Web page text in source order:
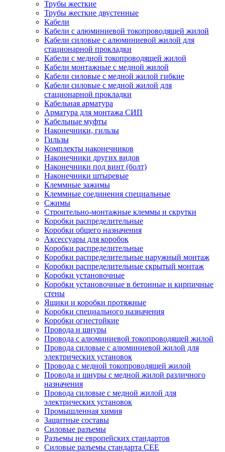
Трубы жесткие
Трубы жесткие двустенные
Кабели
Кабели с алюминиевой токопроводящей жилой
Кабели силовые с алюминиевой жилой для
стационарной прокладки
Кабели с медной токопроводящей жилой
Кабели монтажные с медной жилой
Кабели силовые с медной жилой гибкие
Кабели силовые с медной жилой для
стационарной прокладки
Кабельная арматура
Арматура для монтажа СИП
Кабельные муфты
Наконечники, гильзы
Гильзы
Комплекты наконечников
Наконечники других видов
Наконечники под винт (болт)
Наконечники штыревые
Клеммные зажимы
Клеммные соединения специальные
Сжимы
Строительно-монтажные клеммы и скрутки
Коробки распределительные
Коробки общего назначения
Аксессуары для коробок
Коробки распределительные
Коробки распределительные наружный монтаж
Коробки распределительные скрытый монтаж
Коробки установочные
Коробки установочные в бетонные и кирпичные
стены
Ящики и коробки протяжные
Коробки специального назначения
Коробки огнестойкие
Провода и шнуры
Провода с алюминиевой токопроводящей жилой
Провода силовые с алюминиевой жилой для
электрических установок
Провода с медной токопроводящей жилой
Провода и шнуры с медной жилой различного
назначения
Провода силовые с медной жилой для
электрических установок
Промышленная химия
Защитные составы
Силовые разъемы
Разъемы не европейских стандартов
Силовые разъемы стандарта CEE